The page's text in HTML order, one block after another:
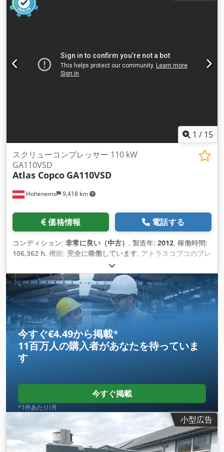
1 / 15
Hohenems 9,418 km
スクリューコンプレッサー 110 kW
GA110VSD
Atlas Copco GA110VSD
価格情報 電話する
コンディション: 非常に良い（中古） , 製造年: 2012, 稼働時間:
106,362 h, 機能: 完全に稼働しています, アトラスコプコのプレ
ミアムスクリュコンプレッサGA110VSD。 Dkedjul U Tyspfx
Ahker 製造年2012年。 50,000時間で新段階に移行。WRG付
き。 8.50バール、20.70 m3/分。
今すぐ€4.49から掲載*
11百万人の購入者があなたを待っていま
す
今すぐ掲載
*1件あたり/月
小型広告